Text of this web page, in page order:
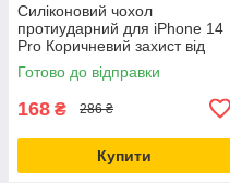
Силіконовий чохол
протиударний для iPhone 14
Pro Коричневий захист від
ударів і подряпин
Готово до відправки
168 ₴ 286 ₴
Купити